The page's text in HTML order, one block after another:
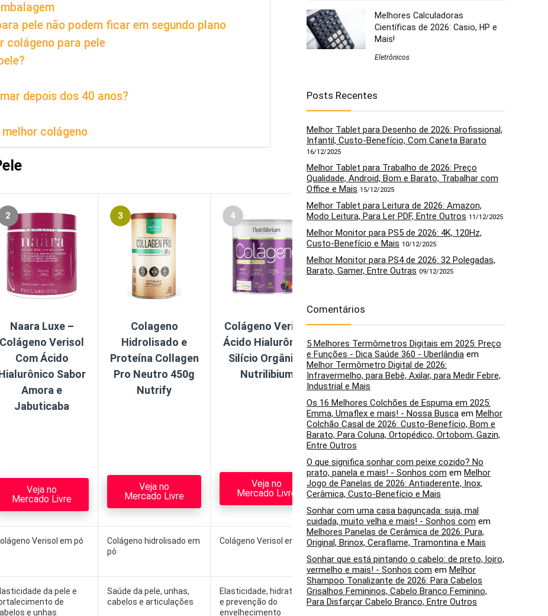
pele não podem ficar em segundo plano
colágeno para pele
depois dos 40 anos?
colágeno
2
Naara Luxe –
Colágeno Verisol
Com Ácido
Sabor
Amora e
Jabuticaba
Veja no
Mercado Livre
Verisol em pó
da pele e
de
e unhas
3
Colageno
Hidrolisado e
Proteína Collagen
Pro Neutro 450g
Nutrify
Veja no
Mercado Livre
Colágeno hidrolisado em
pó
Saúde da pele, unhas,
cabelos e articulações
4
Colágeno Verisol
Ácido Hialurônico
Silício Orgânico
Nutrilibium
Veja no
Mercado Livre
Colágeno Verisol em pó
Elasticidade, hidratação
e prevenção do
envelhecimento
5
RENOVA AGE
Essencial Labs –
60 Cápsulas
Veja no
Mercado Livre
Colágeno hidrolisado em
Firmeza da pele,
redução de rugas e
6
Ácido Hialurônico
+ Colágeno Tipo 2
100 Cápsulas
Denature Sabor
Veja no
Cápsulas de colágeno
hialurônico
Hidratação da pele e
suporte articular
Melhores Calculadoras
Científicas de 2026: Casio, HP e
Mais!
Eletrônicos
Posts Recentes
Melhor Tablet para Desenho de 2026: Profissional,
Infantil, Custo-Benefício, Com Caneta Barato
16/12/2025
Melhor Tablet para Trabalho de 2026: Preço
Qualidade, Android, Bom e Barato, Trabalhar com
Office e Mais 15/12/2025
Melhor Tablet para Leitura de 2026: Amazon,
Modo Leitura, Para Ler PDF, Entre Outros 11/12/2025
Melhor Monitor para PS5 de 2026: 4K, 120Hz,
Custo-Benefício e Mais 10/12/2025
Melhor Monitor para PS4 de 2026: 32 Polegadas,
Barato, Gamer, Entre Outras 09/12/2025
Comentários
5 Melhores Termômetros Digitais em 2025: Preço
e Funções - Dica Saúde 360 - Uberlândia em
Melhor Termômetro Digital de 2026:
Infravermelho, para Bebê, Axilar, para Medir Febre,
Industrial e Mais
Os 16 Melhores Colchões de Espuma em 2025:
Emma, Umaflex e mais! - Nossa Busca em Melhor
Colchão Casal de 2026: Custo-Benefício, Bom e
Barato, Para Coluna, Ortopédico, Ortobom, Gazin,
Entre Outros
O que significa sonhar com peixe cozido? No
prato, panela e mais! - Sonhos com em Melhor
Jogo de Panelas de 2026: Antiaderente, Inox,
Cerâmica, Custo-Benefício e Mais
Sonhar com uma casa bagunçada: suja, mal
cuidada, muito velha e mais! - Sonhos com em
Melhores Panelas de Cerâmica de 2026: Pura,
Original, Brinox, Ceraflame, Tramontina e Mais
Sonhar que está pintando o cabelo: de preto, loiro,
vermelho e mais! - Sonhos com em Melhor
Shampoo Tonalizante de 2026: Para Cabelos
Grisalhos Femininos, Cabelo Branco Feminino,
Para Disfarçar Cabelo Branco, Entre Outros